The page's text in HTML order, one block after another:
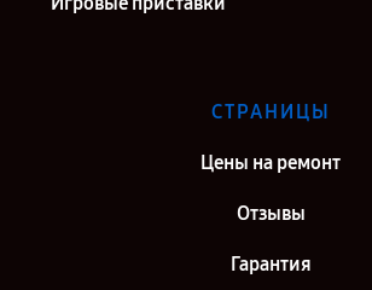
СТРАНИЦЫ
Цены на ремонт
Отзывы
Гарантия